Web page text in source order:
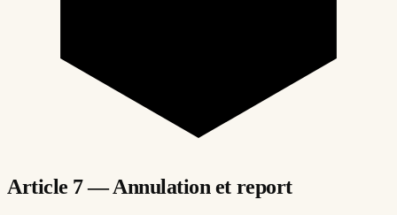
Article 7 — Annulation et report